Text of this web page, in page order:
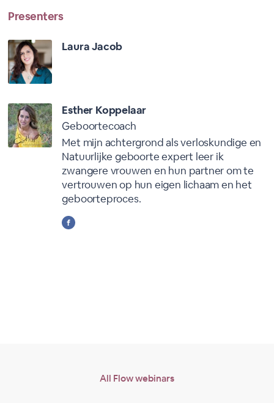
Presenters
Laura Jacob
Esther Koppelaar
Geboortecoach
Met mijn achtergrond als verloskundige en
Natuurlijke geboorte expert leer ik
zwangere vrouwen en hun partner om te
vertrouwen op hun eigen lichaam en het
geboorteproces.
All Flow webinars